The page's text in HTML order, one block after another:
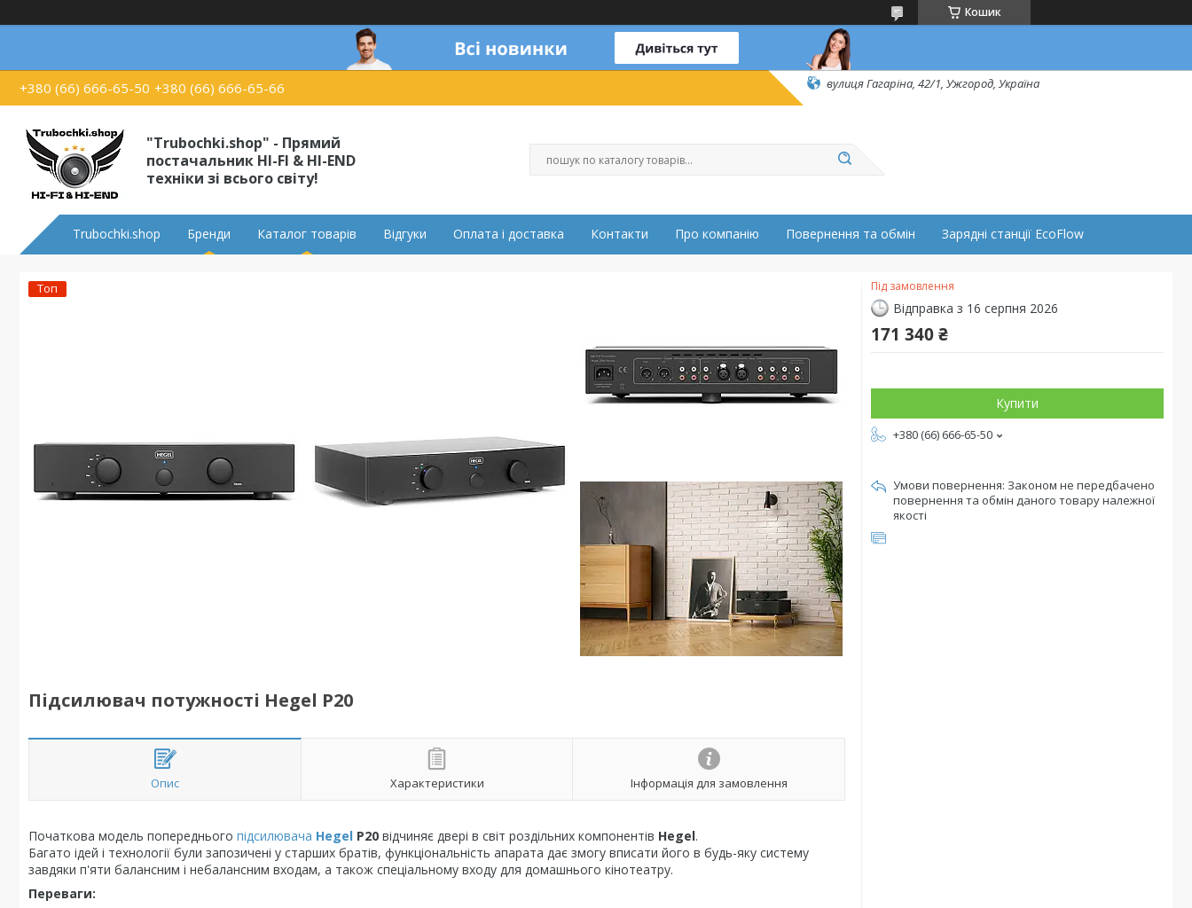
Кошик
+380 (66) 666-65-50 +380 (66) 666-65-66 вулиця Гагаріна, 42/1, Ужгород, Україна
"Trubochki.shop" - Прямий
постачальник HI-FI & HI-END
техніки зі всього світу!
Trubochki.shop Бренди Каталог товарів Відгуки Оплата і доставка Контакти Про компанію Повернення та обмін Зарядні станції EcoFlow
Топ
Підсилювач потужності Hegel P20
Опис Характеристики Інформація для замовлення
Початкова модель попереднього підсилювача Hegel P20 відчиняє двері в світ роздільних компонентів Hegel.
Багато ідей і технології були запозичені у старших братів, функціональність апарата дає змогу вписати його в будь-яку систему
завдяки п'яти балансним і небалансним входам, а також спеціальному входу для домашнього кінотеатру.
Переваги:
Під замовлення
Відправка з 16 серпня 2026
171 340 ₴
Купити
+380 (66) 666-65-50
Законом не передбачено
повернення та обмін даного товару належної
якості